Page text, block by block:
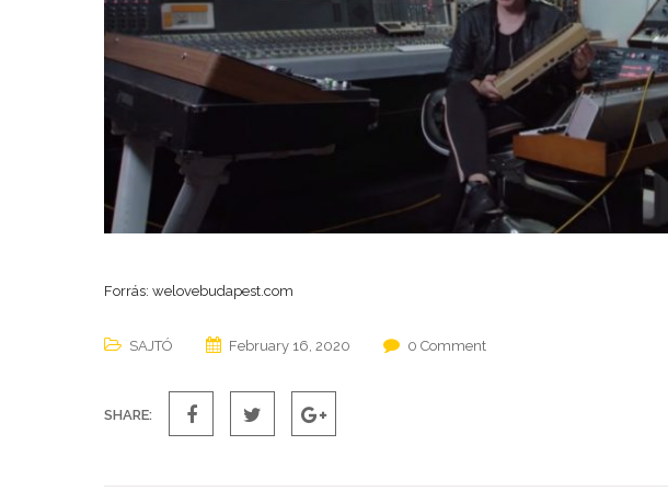
Forrás: welovebudapest.com
SAJTÓ February 16, 2020 0 Comment
SHARE: